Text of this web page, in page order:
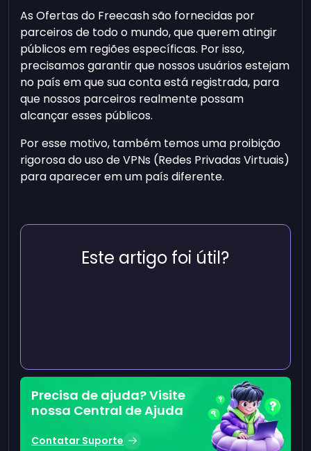
As Ofertas do Freecash são fornecidas por
parceiros de todo o mundo, que querem atingir
públicos em regiões específicas. Por isso,
precisamos garantir que nossos usuários estejam
no país em que sua conta está registrada, para
que nossos parceiros realmente possam
alcançar esses públicos.
Por esse motivo, também temos uma proibição
rigorosa do uso de VPNs (Redes Privadas Virtuais)
para aparecer em um país diferente.
Este artigo foi útil?
Precisa de ajuda? Visite
nossa Central de Ajuda
Contatar Suporte